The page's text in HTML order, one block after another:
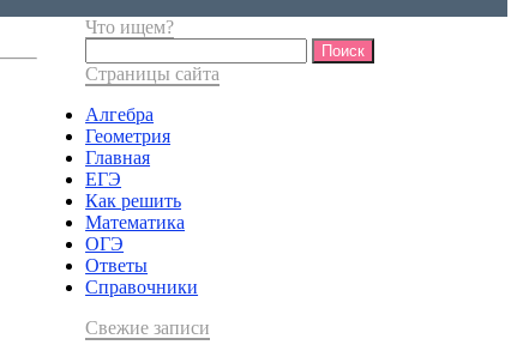
Что ищем?
Страницы сайта
Алгебра
Геометрия
Главная
ЕГЭ
Как решить
Математика
ОГЭ
Ответы
Справочники
Свежие записи